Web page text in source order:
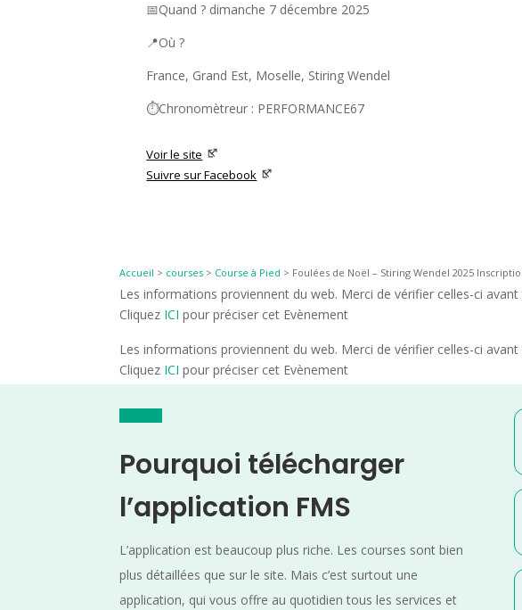
📅Quand ? dimanche 7 décembre 2025
📍Où ?
France, Grand Est, Moselle, Stiring Wendel
⏱️Chronomètreur : PERFORMANCE67
Voir le site
Suivre sur Facebook
Accueil > courses > Course à Pied > Foulées de Noël – Stiring Wendel 2025
Les informations proviennent du web. Merci de vérifier celles-ci
Cliquez ICI pour préciser cet Evènement
Les informations proviennent du web. Merci de vérifier celles-ci
Cliquez ICI pour préciser cet Evènement
Pourquoi télécharger
l’application FMS
L’application est beaucoup plus riche. Les courses sont bien
plus détaillées que sur le site. Mais c’est surtout une
application, qui vous offre au quotidien tous les services et